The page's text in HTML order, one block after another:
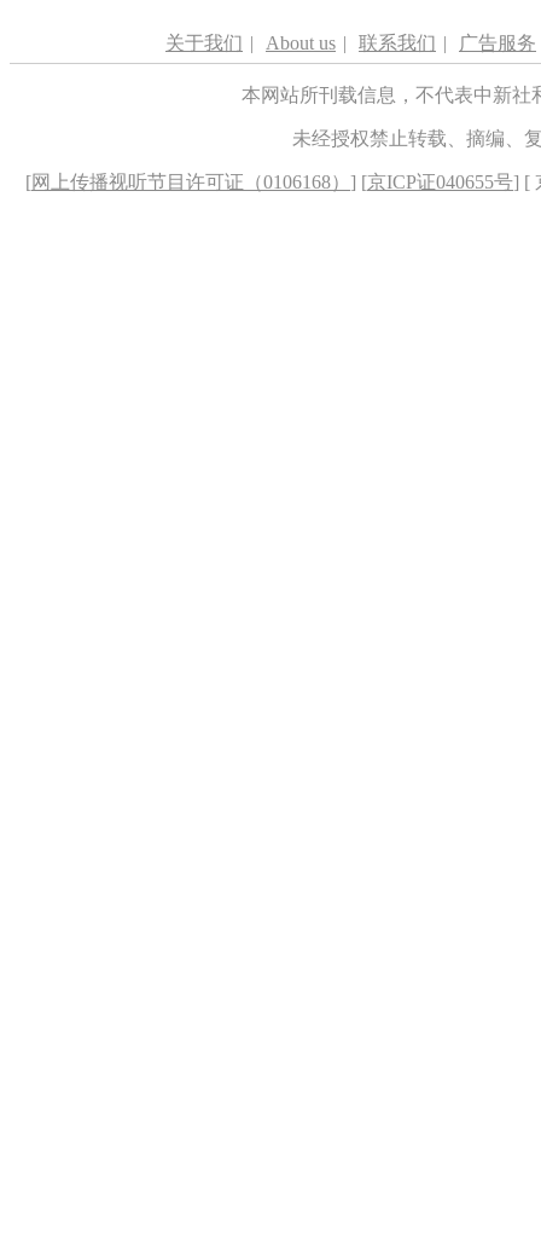
关于我们 | About us | 联系我们 | 广告服务
本网站所刊载信息，不代表中新
未经授权禁止转载、摘编、
[网上传播视听节目许可证（0106168） ] [京ICP证040655号] [